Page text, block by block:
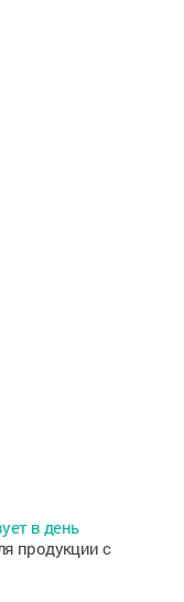
в день
продукции с